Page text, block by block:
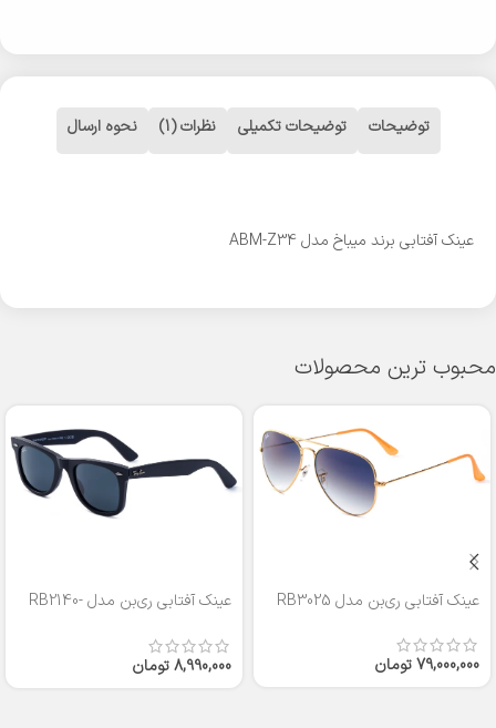
توضیحات توضیحات تکمیلی نظرات (1) نحوه ارسال
عینک آفتابی برند میباخ مدل ABM-Z34
محبوب ترین محصولات
عینک آفتابی ری‌بن مدل RB3025
79,000,000تومان
عینک آفتابی ری‌بن مدل RB2140-
8,990,000تومان